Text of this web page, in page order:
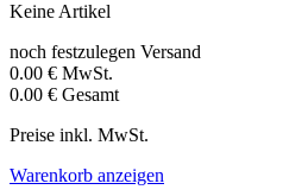
Keine Artikel
noch festzulegen Versand
0.00 € MwSt.
0.00 € Gesamt
Preise inkl. MwSt.
Warenkorb anzeigen